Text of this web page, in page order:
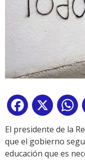
Facebook
X
El presidente de la
que el gobierno
educación que es